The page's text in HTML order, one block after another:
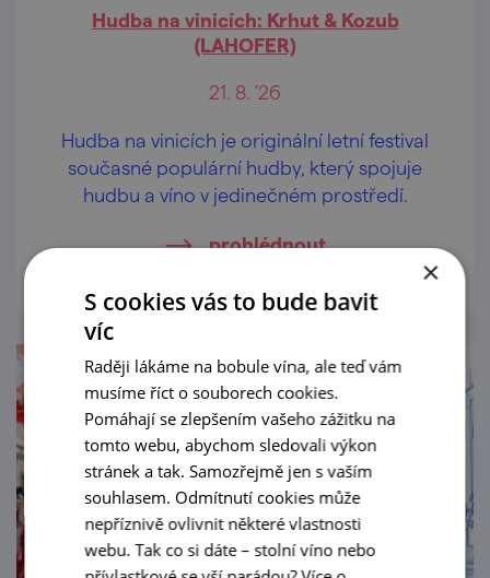
Hudba na vinicích: Krhut & Kozub
(LAHOFER)
21. 8. '26
Hudba na vinicích je originální letní festival
současné populární hudby, který spojuje
hudbu a víno v jedinečném prostředí.
prohlédnout
×
S cookies vás to bude bavit
víc
Raději lákáme na bobule vína, ale teď vám
musíme říct o souborech cookies.
Pomáhají se zlepšením vašeho zážitku na
tomto webu, abychom sledovali výkon
stránek a tak. Samozřejmě jen s vaším
souhlasem. Odmítnutí cookies může
nepříznivě ovlivnit některé vlastnosti
webu. Tak co si dáte – stolní víno nebo